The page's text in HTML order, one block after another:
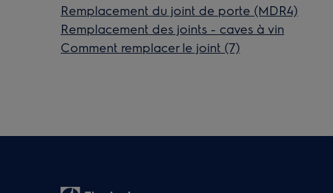
Remplacement du joint de porte (MDR4)
Remplacement des joints - caves à vin
Comment remplacer le joint (7)